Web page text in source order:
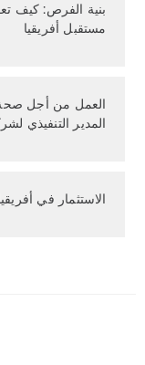
بنية الفرص: كيف
مستقبل أفريقيا
العمل من أجل صحة
المدير التنفيذي
الاستثمار في